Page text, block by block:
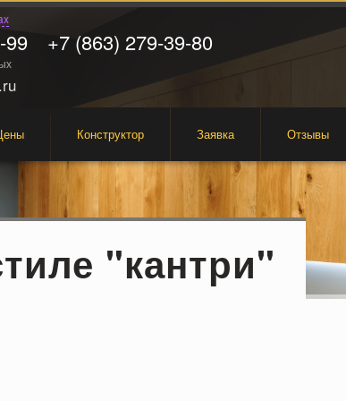
99 +7 (863) 279-39-80
Конструктор Заявка Отзывы
"кантри"